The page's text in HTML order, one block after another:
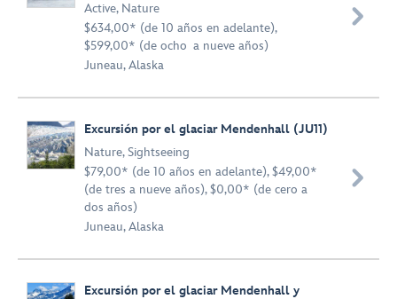
Active, Nature
$634,00* (de 10 años en adelante),
$599,00* (de ocho a nueve años)
Juneau, Alaska

Excursión por el glaciar Mendenhall (JU11)
Nature,Sightseeing
$79,00* (de 10 años en adelante), $49,00*
(de tres a nueve años), $0,00* (de cero a
dos años)
Juneau, Alaska

Excursión por el glaciar Mendenhall y